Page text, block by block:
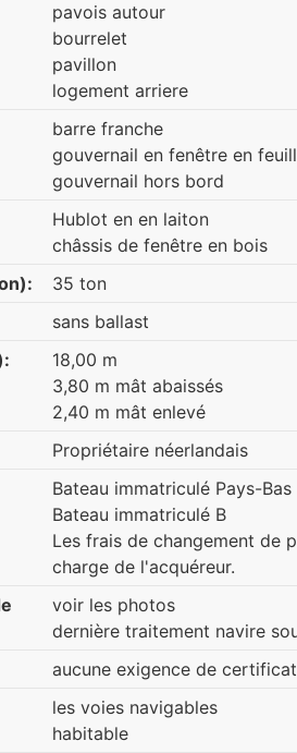
pavois autour
bourrelet
pavillon
logement arriere
barre franche
gouvernail en fenêtre en
gouvernail hors bord
Hublot en en laiton
châssis de fenêtre en bois
35 ton
sans ballast
18,00 m
3,80 m mât abaissés
2,40 m mât enlevé
Propriétaire néerlandais
Bateau immatriculé Pays-Bas
Bateau immatriculé B
Les frais de changement de
charge de l'acquéreur.
voir les photos
dernière traitement navire
aucune exigence de certificat
les voies navigables
habitable